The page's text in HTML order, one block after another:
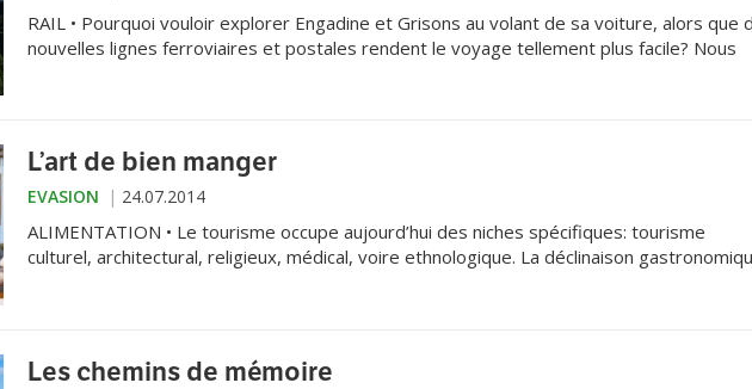
RAIL • Pourquoi vouloir explorer Engadine et Grisons au volant de sa voiture, alors que
nouvelles lignes ferroviaires et postales rendent le voyage tellement plus facile? Nous
L’art de bien manger
EVASION 24.07.2014
ALIMENTATION • Le tourisme occupe aujourd’hui des niches spécifiques: tourisme
culturel, architectural, religieux, médical, voire ethnologique. La déclinaison
Les chemins de mémoire